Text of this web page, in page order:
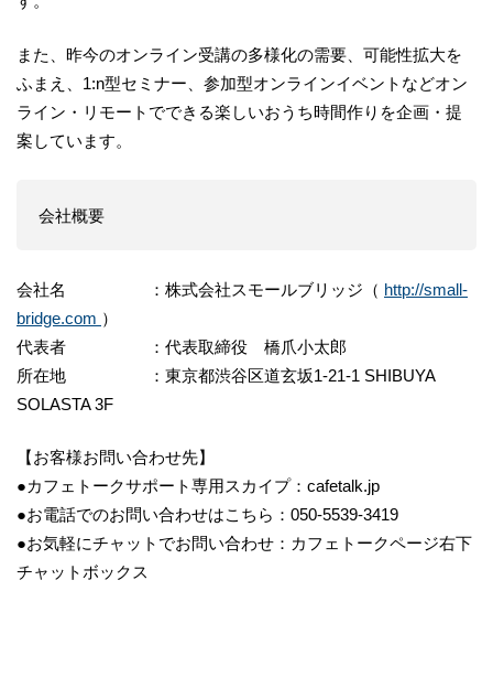
また、昨今のオンライン受講の多様化の需要、可能性拡大を
ふまえ、1:n型セミナー、参加型オンラインイベントなどオン
ライン・リモートでできる楽しいおうち時間作りを企画・提
案しています。
​会社概要
会社名 ：株式会社スモールブリッジ（ http://small-
bridge.com ）
代表者 ：代表取締役 橋爪小太郎
所在地 ：東京都渋谷区道玄坂1-21-1 SHIBUYA
SOLASTA 3F
【お客様お問い合わせ先】
●カフェトークサポート専用スカイプ：cafetalk.jp
●お電話でのお問い合わせはこちら：050-5539-3419
●お気軽にチャットでお問い合わせ：カフェトークページ右下
チャットボックス